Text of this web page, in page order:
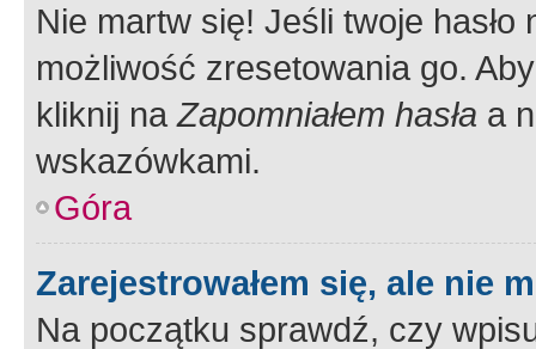
Nie martw się! Jeśli twoje
możliwość zresetowania go.
kliknij naZapomniałem hasła a
wskazówkami.
Góra
Zarejestrowałem się, ale nie
Na początku sprawdź, czy